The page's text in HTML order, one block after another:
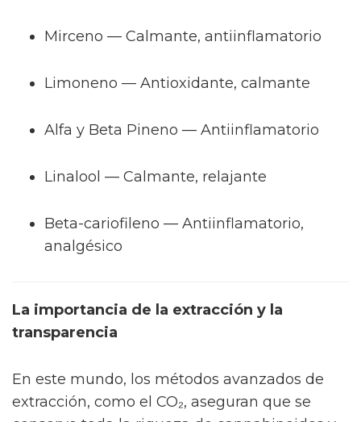
Mirceno — Calmante, antiinflamatorio
Limoneno — Antioxidante, calmante
Alfa y Beta Pineno — Antiinflamatorio
Linalool — Calmante, relajante
Beta-cariofileno — Antiinflamatorio,
analgésico
La importancia de la extracción y la
transparencia
En este mundo, los métodos avanzados de
extracción, como el CO₂, aseguran que se